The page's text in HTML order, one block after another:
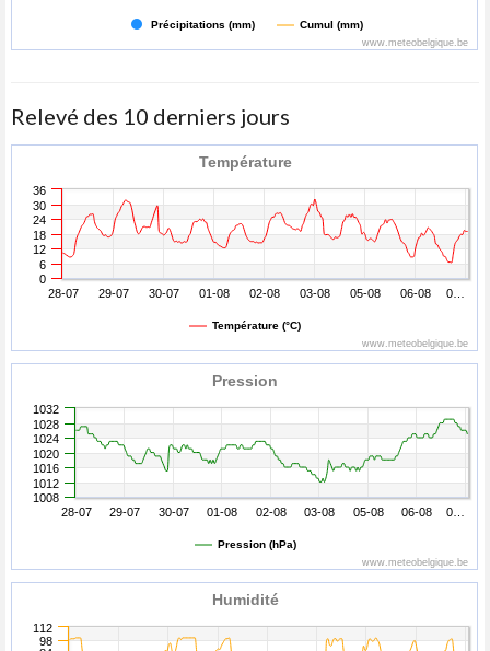
Précipitations (mm) Cumul (mm)
www.meteobelgique.be
Relevé des 10 derniers jours
Température
Température (°C)
28-07 29-07 30-07 01-08 02-08 03-08 05-08 06-08 0…
0
6
12
18
24
30
36
www.meteobelgique.be
Pression
Pression (hPa)
28-07 29-07 30-07 01-08 02-08 03-08 05-08 06-08 0…
1008
1012
1016
1020
1024
1028
1032
www.meteobelgique.be
Humidité
98
112